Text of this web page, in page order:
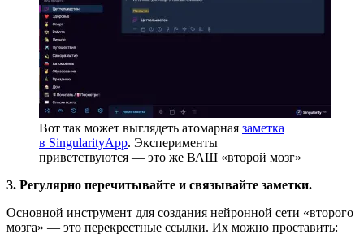
Вот так может выглядеть атомарная заметка
в SingularityApp. Эксперименты
приветствуются — это же ВАШ «второй мозг»
3. Регулярно перечитывайте и связывайте заметки.
Основной инструмент для создания нейронной сети «второго
мозга» — это перекрестные ссылки. Их можно проставить: